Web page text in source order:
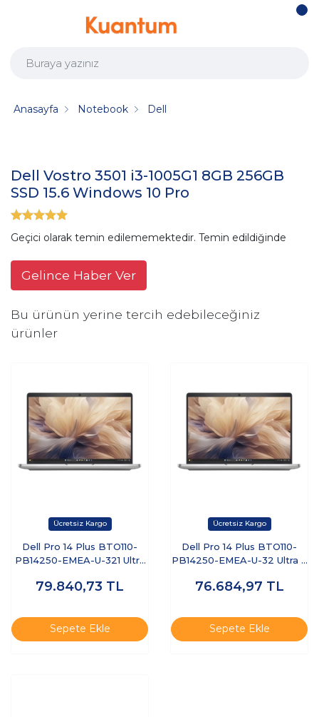
Anasayfa Notebook Dell
Dell Vostro 3501 i3-1005G1 8GB 256GB
SSD 15.6 Windows 10 Pro
Geçici olarak temin edilememektedir. Temin edildiğinde
Gelince Haber Ver
Bu ürünün yerine tercih edebileceğiniz
ürünler
Dell Pro 14 Plus BTO110-
PB14250-EMEA-U-321 Ultra
Free Dos Dizüstü Bilgisayar
79.840,73 TL
Sepete Ekle
Dell Pro 14 Plus BTO110-
PB14250-EMEA-U-32 Ultra 7
Ubuntu Dizüstü Bilgisayar
76.684,97 TL
Sepete Ekle